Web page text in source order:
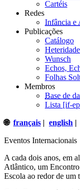
Cartéis
Redes
Infância e
Publicações
Catálogo
Heteridade
Wunsch
Echos,
Folhas
Membros
Base de
Lista [if-
🌐 français | english |
Eventos Internacionais
A cada dois anos, em
Atlântico, um
Escola ao redor de um